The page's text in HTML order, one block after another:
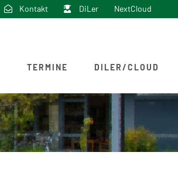
Kontakt DiLer NextCloud
TERMINE DILER/CLOUD